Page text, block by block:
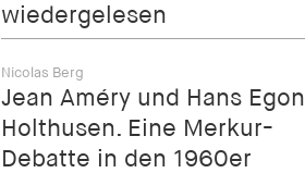
wiedergelesen
Nicolas Berg
Jean Améry und Hans Egon
Holthusen. Eine Merkur-
Debatte in den 1960er